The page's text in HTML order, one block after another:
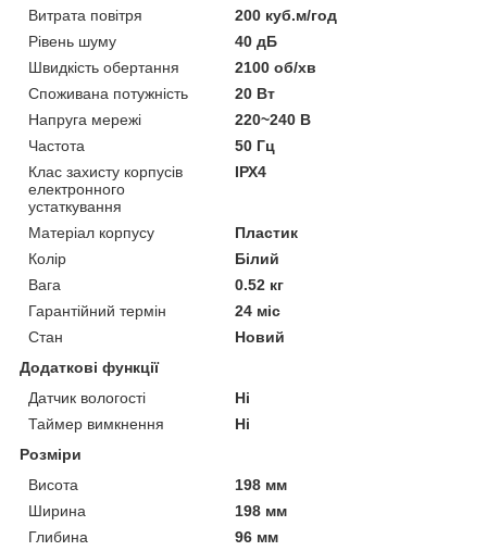
Витрата повітря
200 куб.м/год
Рівень шуму
40 дБ
Швидкість обертання
2100 об/хв
Споживана потужність
20 Вт
Напруга мережі
220~240 В
Частота
50 Гц
Клас захисту корпусів
електронного
устаткування
ІРХ4
Матеріал корпусу
Пластик
Колір
Білий
Вага
0.52 кг
Гарантійний термін
24 міс
Стан
Новий
Додаткові функції
Датчик вологості
Ні
Таймер вимкнення
Ні
Розміри
Висота
198 мм
Ширина
198 мм
Глибина
96 мм